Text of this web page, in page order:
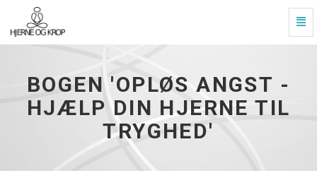
Bogen
hjælp
-
Slå
BOGEN 'OPLØS ANGST -
HJÆLP DIN HJERNE TIL
TRYGHED'